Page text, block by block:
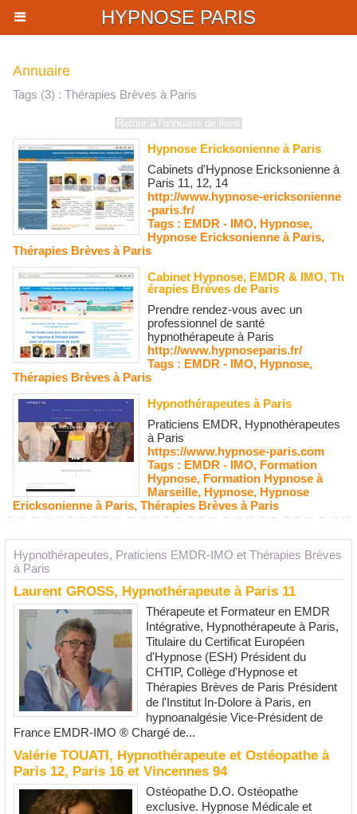
HYPNOSE PARIS
Hypnothérapeutes, Praticiens EMDR-IMO et Thérapies Brèves
à Paris
Laurent GROSS, Hypnothérapeute à Paris 11
Thérapeute et Formateur en EMDR
Intégrative, Hypnothérapeute à Paris,
Titulaire du Certificat Européen
d'Hypnose (ESH) Président du
CHTIP, Collège d'Hypnose et
Thérapies Brèves de Paris Président
de l'Institut In-Dolore à Paris, en
hypnoanalgésie Vice-Président de
France EMDR-IMO ® Chargé de...
Valérie TOUATI, Hypnothérapeute et Ostéopathe à
Paris 12, Paris 16 et Vincennes 94
Ostéopathe D.O. Ostéopathe
exclusive. Hypnose Médicale et
Annuaire
Tags (3) : Thérapies Brèves à Paris
Retour à l'annuaire de liens
Hypnose Ericksonienne à Paris
Cabinets d'Hypnose Ericksonienne à
Paris 11, 12, 14
http://www.hypnose-ericksonienne
-paris.fr/
Tags : EMDR - IMO, Hypnose,
Hypnose Ericksonienne à Paris,
Thérapies Brèves à Paris
Cabinet Hypnose, EMDR & IMO, Th
érapies Brèves de Paris
Prendre rendez-vous avec un
professionnel de santé
hypnothérapeute à Paris
http://www.hypnoseparis.fr/
Tags : EMDR - IMO, Hypnose,
Thérapies Brèves à Paris
Hypnothérapeutes à Paris
Praticiens EMDR, Hypnothérapeutes
à Paris
https://www.hypnose-paris.com
Tags : EMDR - IMO, Formation
Hypnose, Formation Hypnose à
Marseille, Hypnose, Hypnose
Ericksonienne à Paris, Thérapies Brèves à Paris